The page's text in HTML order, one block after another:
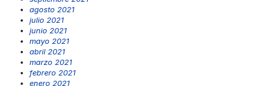
agosto 2021
julio 2021
junio 2021
mayo 2021
abril 2021
marzo 2021
febrero 2021
enero 2021